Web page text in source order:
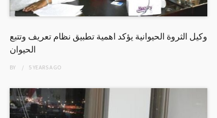
وكيل الثروة الحيوانية يؤكد اهمية تطبيق نظام تعريف وتتبع
الحيوان
BY 5 YEARSAGO